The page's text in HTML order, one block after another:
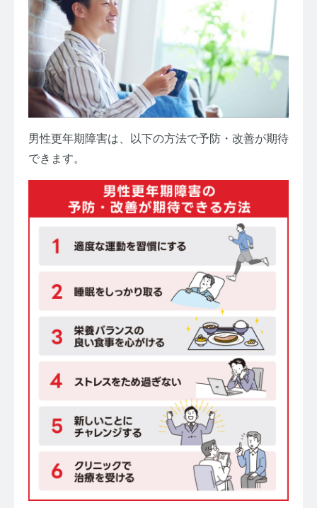
男性更年期障害は、以下の方法で予防・改善が期待
できます。